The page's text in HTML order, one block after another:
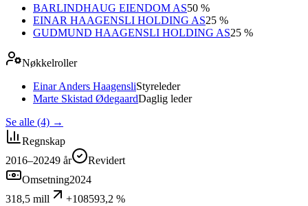
BARLINDHAUG EIENDOM AS50 %
EINAR HAAGENSLI HOLDING AS25 %
GUDMUND HAAGENSLI HOLDING AS25 %
Nøkkelroller
Einar Anders HaagensliStyreleder
Marte Skistad ØdegaardDaglig leder
Se alle (4) →
Regnskap
2016–20249 år
Revidert
Omsetning2024
318,5 mill
+108593,2 %